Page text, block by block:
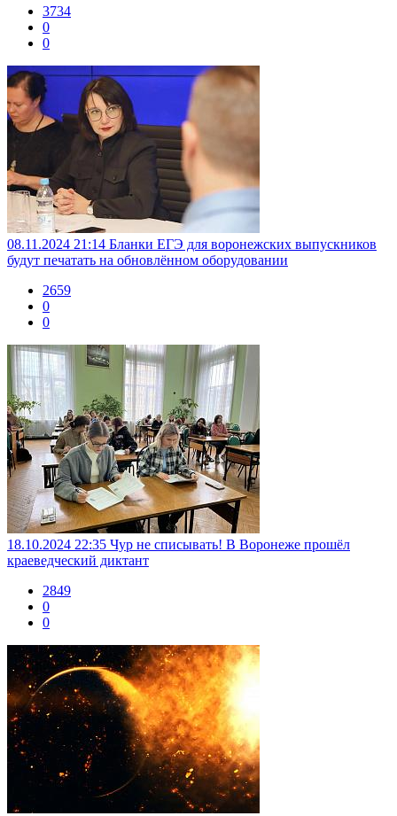
3734
0
0
08.11.2024 21:14 Бланки ЕГЭ для воронежских выпускников
будут печатать на обновлённом оборудовании
2659
0
0
18.10.2024 22:35 Чур не списывать! В Воронеже прошёл
краеведческий диктант
2849
0
0